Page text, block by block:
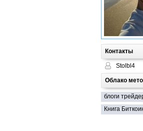
Контакты
Stolbl4
Облако
блоги
Книга